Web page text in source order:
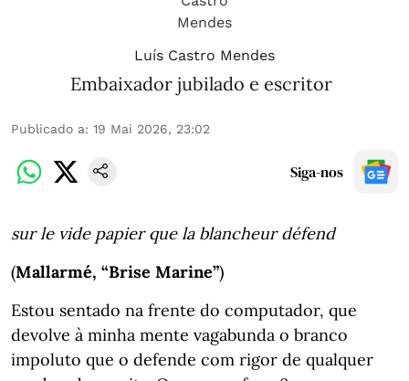
Luís Castro Mendes
Embaixador jubilado e escritor
Publicado a: 19 Mai 2026, 23:02
Siga-nos
sur le vide papier que la blancheur défend
(Mallarmé, “Brise Marine”)
Estou sentado na frente do computador, que
devolve à minha mente vagabunda o branco
impoluto que o defende com rigor de qualquer